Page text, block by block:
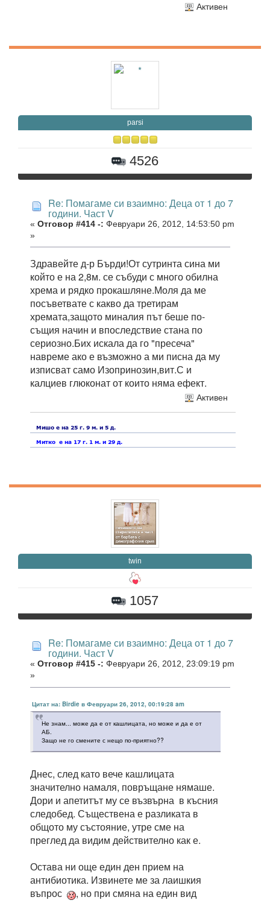
Активен
parsi
4526
Re: Помагаме си взаимно: Деца от 1 до 7
години. Част V
« Отговор #414 -: Февруари 26, 2012, 14:53:50 pm
»
Здравейте д-р Бърди!От сутринта сина ми
който е на 2,8м. се събуди с много обилна
хрема и рядко прокашляне.Моля да ме
посъветвате с какво да третирам
хремата,защото миналия път беше по-
същия начин и впоследствие стана по
сериозно.Бих искала да го "пресеча"
навреме ако е възможно а ми писна да му
изписват само Изопринозин,вит.С и
калциев глюконат от които няма ефект.
Активен
twin
1057
Re: Помагаме си взаимно: Деца от 1 до 7
години. Част V
« Отговор #415 -: Февруари 26, 2012, 23:09:19 pm
»
Цитат на: Birdie в Февруари 26, 2012, 00:19:28 am
Не знам... може да е от кашлицата, но може и да е от
АБ.
Защо не го смените с нещо по-приятно??
Днес, след като вече кашлицата
значително намаля, повръщане нямаше.
Дори и апетитът му се възвърна в късния
следобед. Съществена е разликата в
общото му състояние, утре сме на
преглед да видим действително как е.
Остава ни още един ден прием на
антибиотика. Извинете ме за лаишкия
въпрос
, но при смяна на един вид